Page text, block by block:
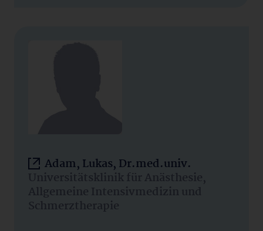
Adam, Lukas, Dr.med.univ.
Universitätsklinik für Anästhesie,
Allgemeine Intensivmedizin und
Schmerztherapie